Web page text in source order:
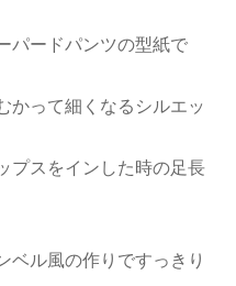
パードパンツの型紙で
かって細くなるシルエッ
プスをインした時の足長
ベル風の作りですっきり